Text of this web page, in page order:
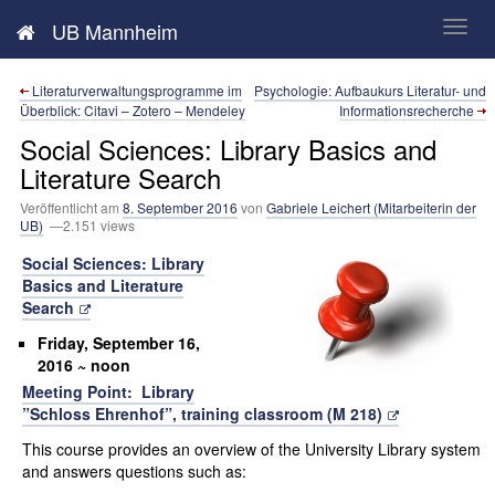
UB Mannheim
Neues aus der UB Mannheim
Literaturverwaltungsprogramme im
Überblick: Citavi – Zotero – Mendeley
Psychologie: Aufbaukurs Literatur- und
Informationsrecherche
Social Sciences: Library Basics and
Literature Search
Veröffentlicht am 8. September 2016 von Gabriele Leichert (Mitarbeiterin der
UB) —2.151 views
Social Sciences: Library
Basics and Literature
Search
Friday, September 16,
2016 ~ noon
Meeting Point: Library
”Schloss Ehrenhof”, training classroom (M 218)
This course provides an overview of the University Library system
and answers questions such as: